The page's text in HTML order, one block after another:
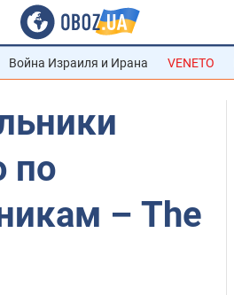
Война Израиля и Ирана VENETO
по
– The